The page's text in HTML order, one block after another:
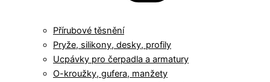
Přírubové těsnění
Pryže, silikony, desky, profily
Ucpávky pro čerpadla a armatury
O-kroužky, gufera, manžety